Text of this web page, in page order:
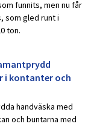
funnits, men nu får
som gled runt i
ton.
i kontanter och
handväska med
och buntarna med